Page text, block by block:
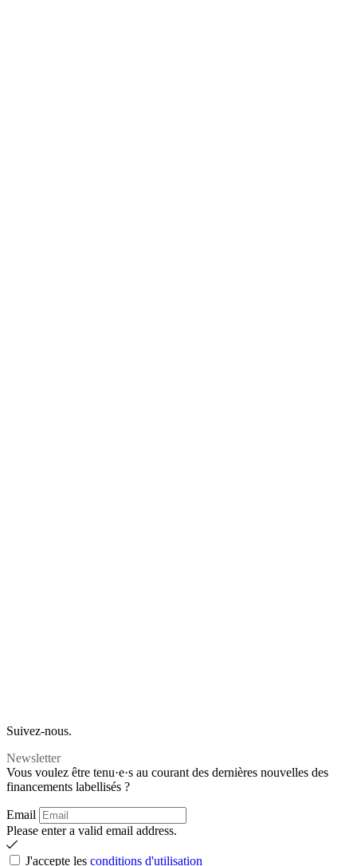
Suivez-nous.
Newsletter
Vous voulez être tenu·e·s au courant des dernières nouvelles des
financements labellisés ?
Email
Please enter a valid email address.
J'accepte les conditions d'utilisation